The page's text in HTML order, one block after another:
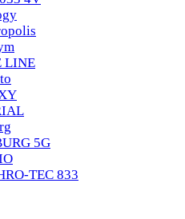
LINE
5G
TEC 833